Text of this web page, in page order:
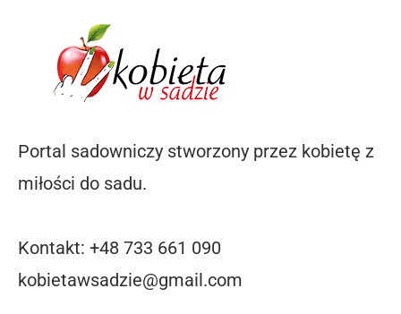
Portal sadowniczy stworzony przez kobietę z
miłości do sadu.
Kontakt: +48 733 661 090
kobietawsadzie@gmail.com